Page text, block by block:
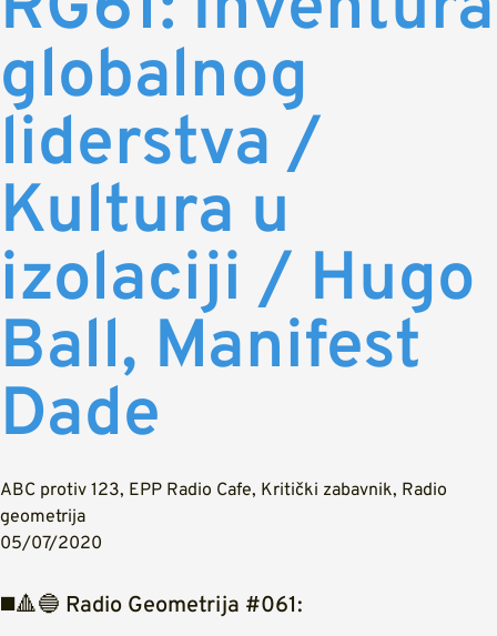
globalnog
liderstva /
Kultura u
izolaciji / Hugo
Ball, Manifest
Dade
ABC protiv 123, EPP Radio Cafe, Kritički zabavnik, Radio
geometrija
05/07/2020
◼️🔺🔵 Radio Geometrija #061: